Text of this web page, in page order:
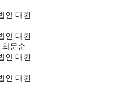
최문순